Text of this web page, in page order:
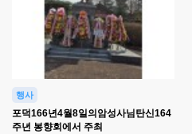
행사
포덕166년4월8일의암성사님탄신164
주년 봉향회에서 주최